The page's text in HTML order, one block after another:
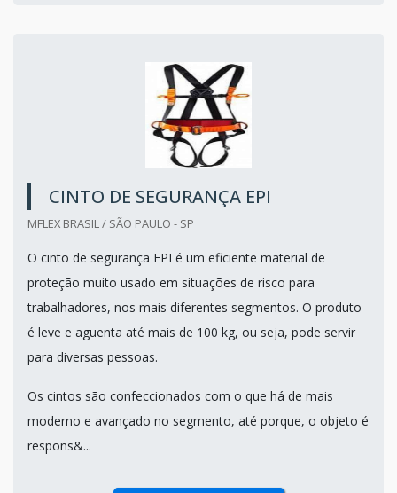
CINTO DE SEGURANÇA EPI
MFLEX BRASIL / SÃO PAULO - SP
O cinto de segurança EPI é um eficiente material de
proteção muito usado em situações de risco para
trabalhadores, nos mais diferentes segmentos. O produto
é leve e aguenta até mais de 100 kg, ou seja, pode servir
para diversas pessoas.
Os cintos são confeccionados com o que há de mais
moderno e avançado no segmento, até porque, o objeto é
respons&...